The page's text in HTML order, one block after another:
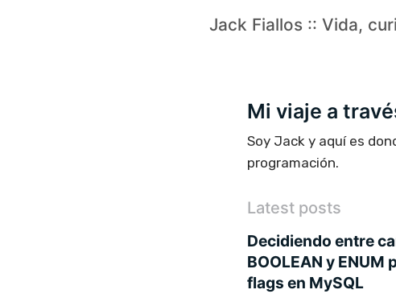
Jack Fiallos :: Vida,
Mi viaje a
Soy Jack y aquí es
programación.
Latest posts
Decidiendo entre
BOOLEAN y ENUM
flags en MySQL